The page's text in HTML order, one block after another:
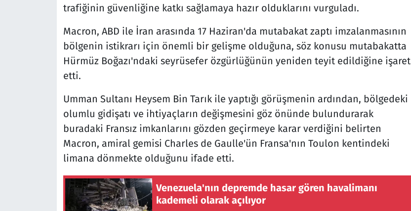
trafiğinin güvenliğine katkı sağlamaya hazır olduklarını vurguladı.
Macron, ABD ile İran arasında 17 Haziran'da mutabakat zaptı imzalanmasının
bölgenin istikrarı için önemli bir gelişme olduğuna, söz konusu mutabakatta
Hürmüz Boğazı'ndaki seyrüsefer özgürlüğünün yeniden teyit edildiğine işaret
etti.
Umman Sultanı Heysem Bin Tarık ile yaptığı görüşmenin ardından, bölgedeki
olumlu gidişatı ve ihtiyaçların değişmesini göz önünde bulundurarak
buradaki Fransız imkanlarını gözden geçirmeye karar verdiğini belirten
Macron, amiral gemisi Charles de Gaulle'ün Fransa'nın Toulon kentindeki
limana dönmekte olduğunu ifade etti.
Venezuela'nın depremde hasar gören havalimanı
kademeli olarak açılıyor